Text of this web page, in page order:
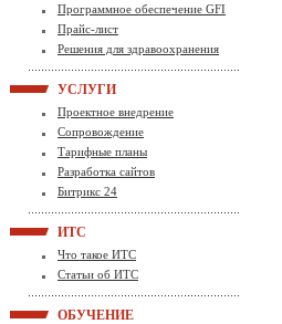
Программное обеспечение GFI
Прайс-лист
Решения для здравоохранения
УСЛУГИ
Проектное внедрение
Сопровождение
Тарифные планы
Разработка сайтов
Битрикс 24
ИТС
Что такое ИТС
Статьи об ИТС
ОБУЧЕНИЕ